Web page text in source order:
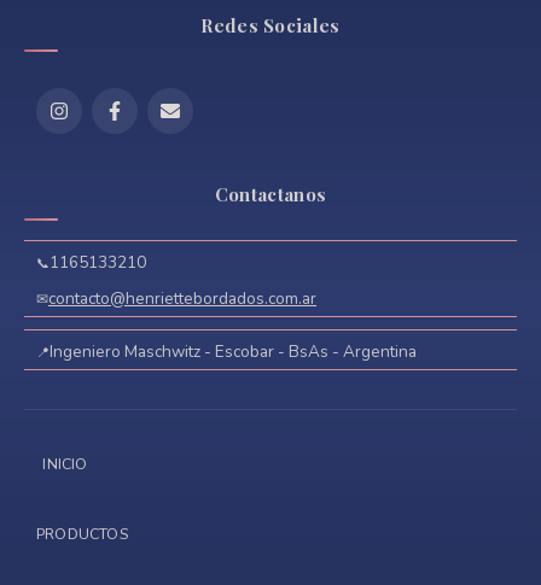
Redes Sociales
Contactanos
1165133210
contacto@henriettebordados.com.ar
Ingeniero Maschwitz - Escobar - BsAs - Argentina
INICIO
PRODUCTOS